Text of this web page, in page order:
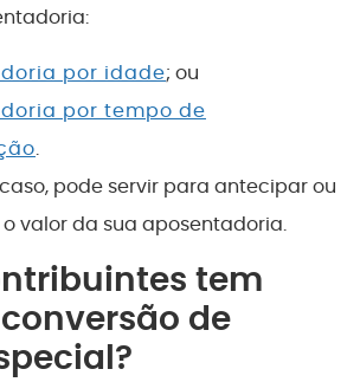
por idade; ou
por tempo de
.
pode servir para antecipar ou
valor da sua aposentadoria.
tem
de